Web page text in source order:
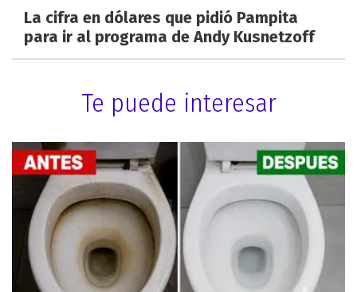
La cifra en dólares que pidió Pampita
para ir al programa de Andy Kusnetzoff
Te puede interesar